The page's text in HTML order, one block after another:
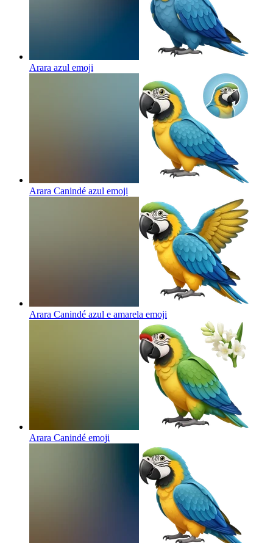
Arara azul emoji
Arara Canindé azul emoji
Arara Canindé azul e amarela emoji
Arara Canindé emoji